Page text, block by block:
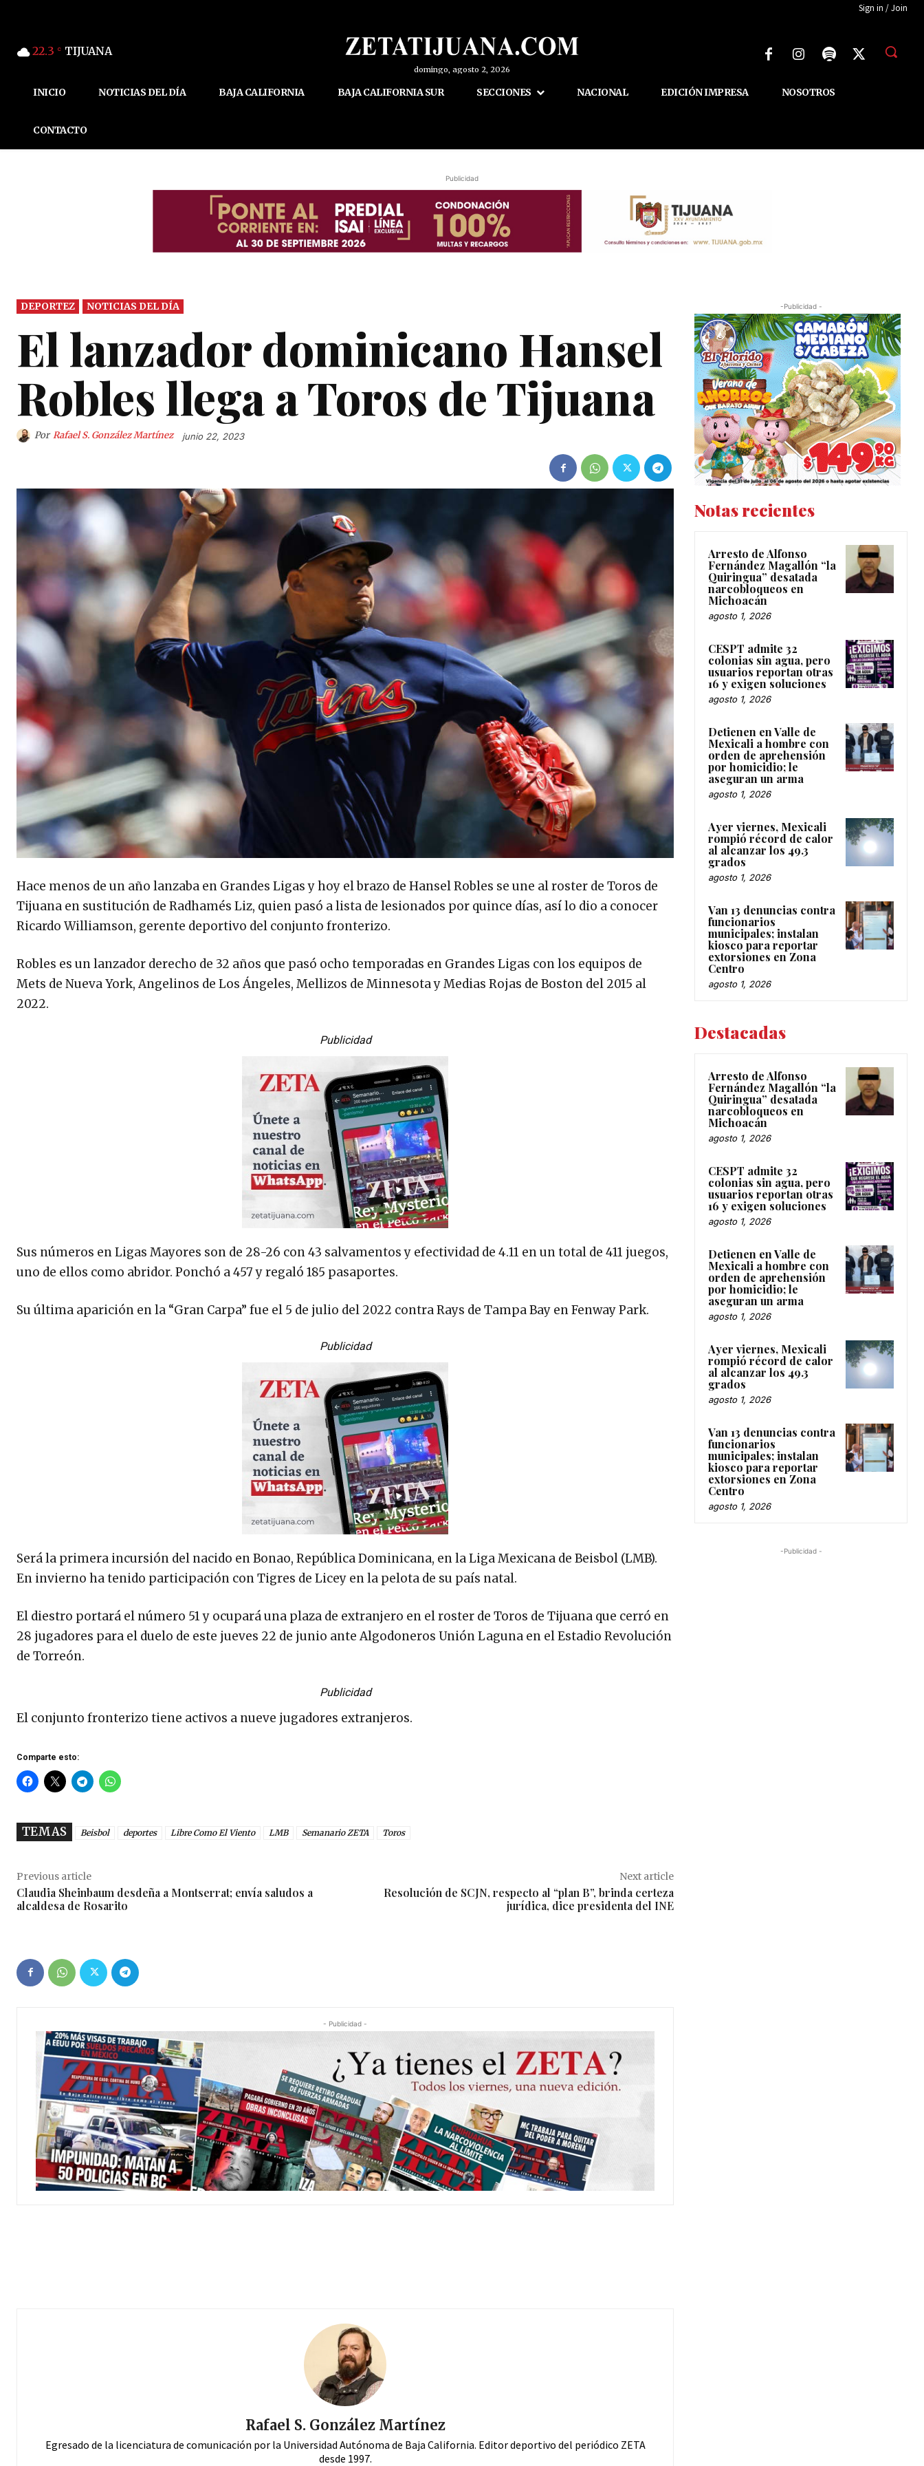
Sign in / Join
22.3 C TIJUANA
domingo, agosto 2, 2026
INICIO NOTICIAS DEL DÍA BAJA CALIFORNIA BAJA CALIFORNIA SUR SECCIONES NACIONAL EDICIÓN IMPRESA NOSOTROS
CONTACTO
Publicidad
DEPORTEZ NOTICIAS DEL DÍA
El lanzador dominicano Hansel
Robles llega a Toros de Tijuana
Por Rafael S. González Martínez junio 22, 2023
Hace menos de un año lanzaba en Grandes Ligas y hoy el brazo de Hansel Robles se une al roster de Toros de
Tijuana en sustitución de Radhamés Liz, quien pasó a lista de lesionados por quince días, así lo dio a conocer
Ricardo Williamson, gerente deportivo del conjunto fronterizo.
Robles es un lanzador derecho de 32 años que pasó ocho temporadas en Grandes Ligas con los equipos de
Mets de Nueva York, Angelinos de Los Ángeles, Mellizos de Minnesota y Medias Rojas de Boston del 2015 al
2022.
Publicidad
Sus números en Ligas Mayores son de 28-26 con 43 salvamentos y efectividad de 4.11 en un total de 411 juegos,
uno de ellos como abridor. Ponchó a 457 y regaló 185 pasaportes.
Su última aparición en la “Gran Carpa” fue el 5 de julio del 2022 contra Rays de Tampa Bay en Fenway Park.
Publicidad
Será la primera incursión del nacido en Bonao, República Dominicana, en la Liga Mexicana de Beisbol (LMB).
En invierno ha tenido participación con Tigres de Licey en la pelota de su país natal.
El diestro portará el número 51 y ocupará una plaza de extranjero en el roster de Toros de Tijuana que cerró en
28 jugadores para el duelo de este jueves 22 de junio ante Algodoneros Unión Laguna en el Estadio Revolución
de Torreón.
Publicidad
El conjunto fronterizo tiene activos a nueve jugadores extranjeros.
Comparte esto:
TEMAS Beisbol deportes Libre Como El Viento LMB Semanario ZETA Toros
Previous article
Claudia Sheinbaum desdeña a Montserrat; envía saludos a
alcaldesa de Rosarito
Next article
Resolución de SCJN, respecto al “plan B”, brinda certeza
jurídica, dice presidenta del INE
- Publicidad -
Rafael S. González Martínez
Egresado de la licenciatura de comunicación por la Universidad Autónoma de Baja California. Editor deportivo del periódico ZETA
desde 1997.
-Publicidad -
Notas recientes
Arresto de Alfonso
Fernández Magallón “la
Quiringua” desatada
narcobloqueos en
Michoacán
agosto 1, 2026
CESPT admite 32
colonias sin agua, pero
usuarios reportan otras
16 y exigen soluciones
agosto 1, 2026
Detienen en Valle de
Mexicali a hombre con
orden de aprehensión
por homicidio; le
aseguran un arma
agosto 1, 2026
Ayer viernes, Mexicali
rompió récord de calor
al alcanzar los 49.3
grados
agosto 1, 2026
Van 13 denuncias contra
funcionarios
municipales; instalan
kiosco para reportar
extorsiones en Zona
Centro
agosto 1, 2026
Destacadas
Arresto de Alfonso
Fernández Magallón “la
Quiringua” desatada
narcobloqueos en
Michoacán
agosto 1, 2026
CESPT admite 32
colonias sin agua, pero
usuarios reportan otras
16 y exigen soluciones
agosto 1, 2026
Detienen en Valle de
Mexicali a hombre con
orden de aprehensión
por homicidio; le
aseguran un arma
agosto 1, 2026
Ayer viernes, Mexicali
rompió récord de calor
al alcanzar los 49.3
grados
agosto 1, 2026
Van 13 denuncias contra
funcionarios
municipales; instalan
kiosco para reportar
extorsiones en Zona
Centro
agosto 1, 2026
-Publicidad -